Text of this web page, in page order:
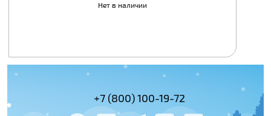
Нет в наличии
+7 (495)
+7 (800) 100-19-72